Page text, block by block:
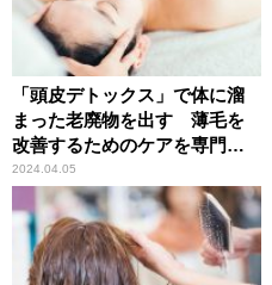
「頭皮デトックス」で体に溜
まった老廃物を出す 薄毛を
改善するためのケアを専門家
が解説
2024.04.05